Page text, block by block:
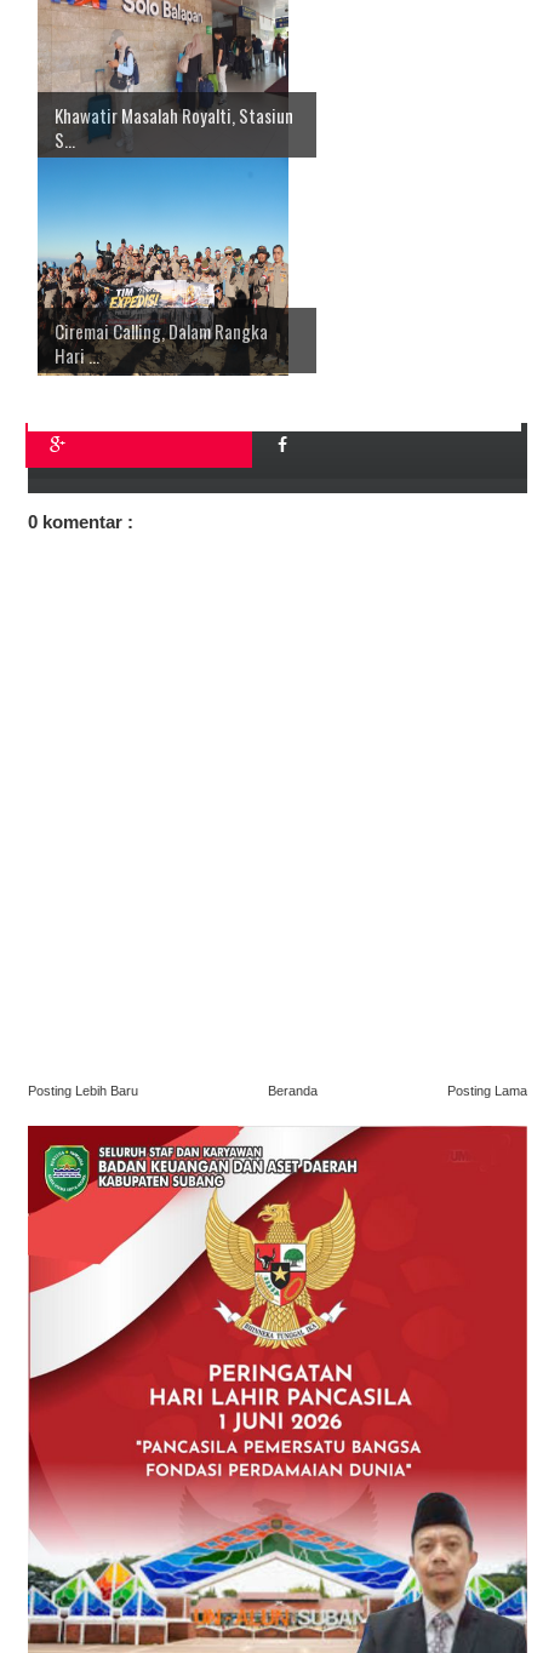
Khawatir Masalah Royalti, Stasiun
S...
Ciremai Calling, Dalam Rangka
Hari ...
0 komentar :
Posting Lebih Baru Posting Lama
Beranda